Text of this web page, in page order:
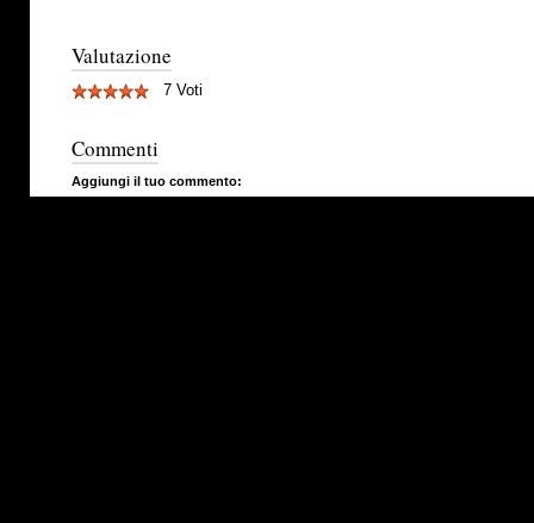
Valutazione
7 Voti
Commenti
Aggiungi il tuo commento: